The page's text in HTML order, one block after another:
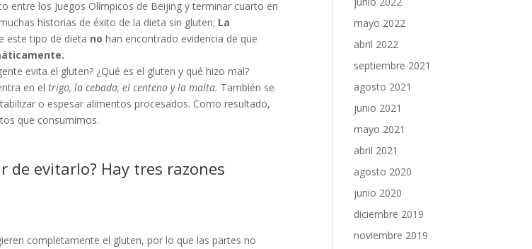
entre los Juegos Olímpicos de Beijing y terminar cuarto en
historias de éxito de la dieta sin gluten; La
este tipo de dieta no han encontrado evidencia de que
evita el gluten? ¿Qué es el gluten y qué hizo mal?
en el trigo, la cebada, el centeno y la malta. También se
o espesar alimentos procesados. Como resultado,
que consumimos.
de evitarlo? Hay tres razones
completamente el gluten, por lo que las partes no
mayo 2022
abril 2022
septiembre 2021
agosto 2021
junio 2021
mayo 2021
abril 2021
agosto 2020
junio 2020
diciembre 2019
noviembre 2019